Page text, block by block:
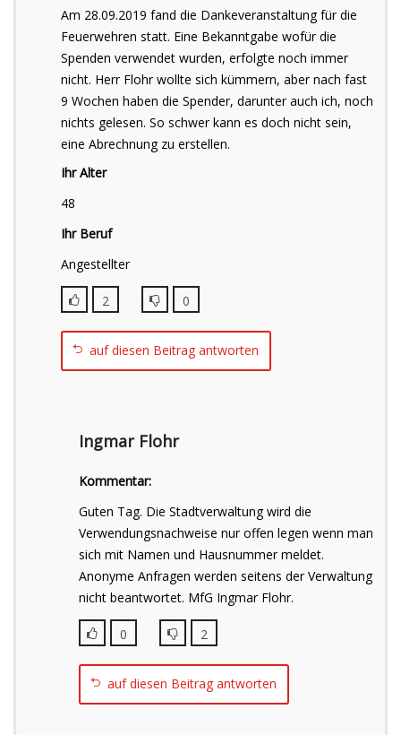
Am 28.09.2019 fand die Dankeveranstaltung für die
Feuerwehren statt. Eine Bekanntgabe wofür die
Spenden verwendet wurden, erfolgte noch immer
nicht. Herr Flohr wollte sich kümmern, aber nach fast
9 Wochen haben die Spender, darunter auch ich, noch
nichts gelesen. So schwer kann es doch nicht sein,
eine Abrechnung zu erstellen.
Ihr Alter
48
Ihr Beruf
Angestellter
2 0
auf diesen Beitrag antworten
Ingmar Flohr
Kommentar:
Guten Tag. Die Stadtverwaltung wird die
Verwendungsnachweise nur offen legen wenn man
sich mit Namen und Hausnummer meldet.
Anonyme Anfragen werden seitens der Verwaltung
nicht beantwortet. MfG Ingmar Flohr.
0 2
auf diesen Beitrag antworten